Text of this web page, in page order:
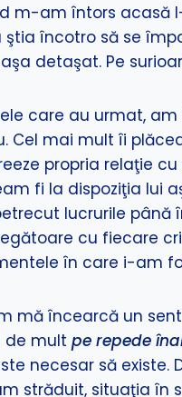
m-am întors acasă
ştia încotro să se
detaşat. Pe
care au urmat,
Cel mai mult îi
propria relaţie
fi la dispoziţia lui
lucrurile până
cu fiecare
în care i-am
mă încearcă un
mult pe repede
necesar să
străduit, situaţia în